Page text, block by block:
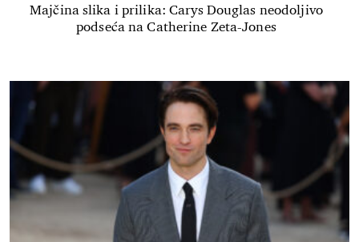
Majčina slika i prilika: Carys Douglas neodoljivo
podseća na Catherine Zeta-Jones